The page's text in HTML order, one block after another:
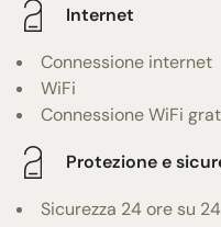
Internet
Connessione internet
WiFi
Connessione WiFi
Protezione e
Sicurezza 24 ore su 24